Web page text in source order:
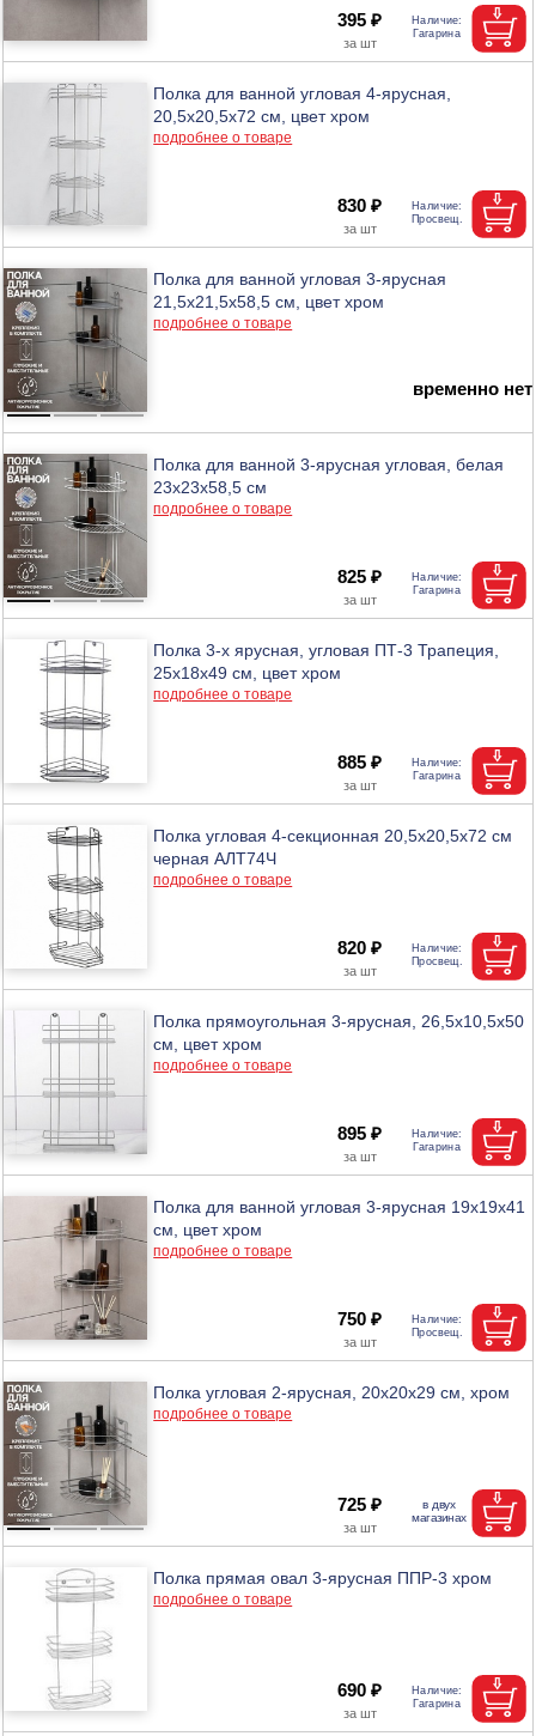
395 ₽
Полка для ванной угловая 4-ярусная,
20,5х20,5х72 см, цвет хром
подробнее о товаре
830 ₽
Полка для ванной угловая 3-ярусная
21,5х21,5х58,5 см, цвет хром
подробнее о товаре
временно нет
Полка для ванной 3-ярусная угловая, белая
23х23х58,5 см
подробнее о товаре
825 ₽
Полка 3-х ярусная, угловая ПТ-3 Трапеция,
25х18х49 см, цвет хром
подробнее о товаре
885 ₽
Полка угловая 4-секционная 20,5х20,5х72 см
черная АЛТ74Ч
подробнее о товаре
820 ₽
Полка прямоугольная 3-ярусная, 26,5х10,5х50
см, цвет хром
подробнее о товаре
895 ₽
Полка для ванной угловая 3-ярусная 19х19х41
см, цвет хром
подробнее о товаре
750 ₽
Полка угловая 2-ярусная, 20х20х29 см, хром
подробнее о товаре
725 ₽
Полка прямая овал 3-ярусная ППР-3 хром
подробнее о товаре
690 ₽